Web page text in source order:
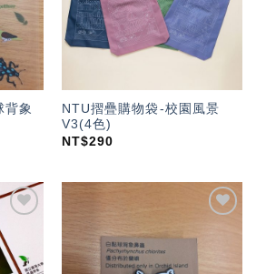
背象
NTU摺疊購物袋-校園風景
V3(4色)
NT$290
望輕
單」